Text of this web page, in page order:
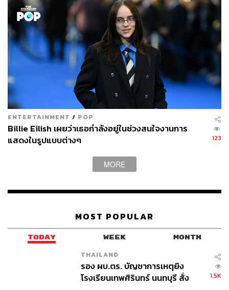
ENTERTAINMENT / POP
Billie Eilish เผยว่าเธอกำลังอยู่ในช่วงสนใจงานการ
แสดงในรูปแบบต่างๆ
123
MORE
MOST POPULAR
TODAY WEEK MONTH
THAILAND
รอง ผบ.ตร. บัญชาการเหตุยิง
โรงเรียนเทพศิรินทร์ นนทบุรี สั่ง
1.5K